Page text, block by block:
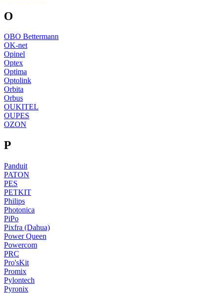
O
OBO Bettermann
OK-net
Opinel
Optex
Optima
Optolink
Orbita
Orbus
OUKITEL
OUPES
OZON
P
Panduit
PATON
PES
PETKIT
Philips
Photonica
PiPo
Pixfra (Dahua)
Power Queen
Powercom
PRC
Pro'sKit
Promix
Pylontech
Pyronix